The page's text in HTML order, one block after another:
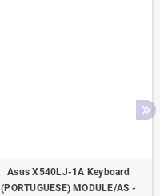
Asus X540LJ-1A Keyboard
(PORTUGUESE) MODULE/AS -